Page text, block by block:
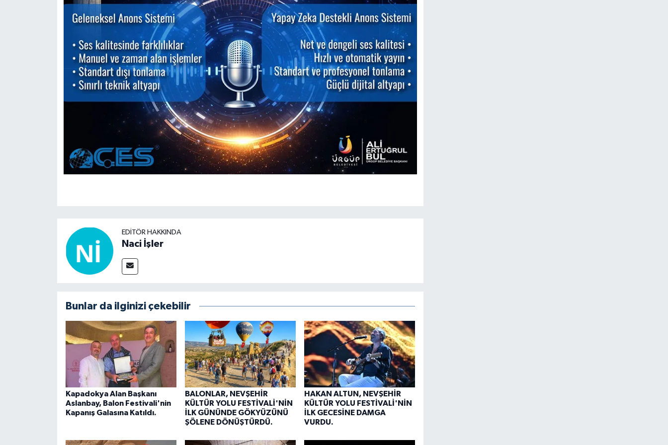
EDITÖR HAKKINDA
Naci İşler
Bunlar da ilginizi çekebilir
Kapadokya Alan Başkanı
Aslanbay, Balon Festivali'nin
Kapanış Galasına Katıldı.
BALONLAR, NEVŞEHİR
KÜLTÜR YOLU FESTİVALİ'NİN
İLK GÜNÜNDE GÖKYÜZÜNÜ
ŞÖLENE DÖNÜŞTÜRDÜ.
HAKAN ALTUN, NEVŞEHİR
KÜLTÜR YOLU FESTİVALİ'NİN
İLK GECESİNE DAMGA
VURDU.